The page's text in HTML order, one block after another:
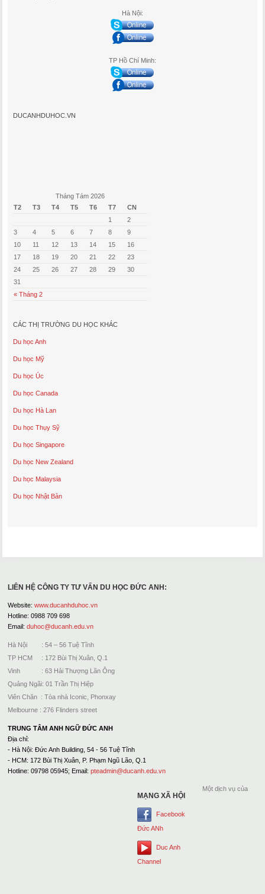
Hà Nội:
TP Hồ Chí Minh:
DUCANHDUHOC.VN
Tháng Tám 2026
T2
T3 T4 T5 T6 T7 CN
« Tháng 2
1
2
3
4 5 6 7 8
9
10
11 12 13 14 15
16
17
18 19 20 21 22
23
24
25 26 27 28 29
30
31
CÁC THỊ TRƯỜNG DU HỌC KHÁC
Du học Anh
Du học Mỹ
Du học Úc
Du học Canada
Du học Hà Lan
Du học Thụy Sỹ
Du học Singapore
Du học New Zealand
Du học Malaysia
Du học Nhật Bản
LIÊN HỆ CÔNG TY TƯ VẤN DU HỌC ĐỨC ANH:
Website: www.ducanhduhoc.vn
Hotline: 0988 709 698
Email: duhoc@ducanh.edu.vn
Hà Nội : 54 – 56 Tuệ Tĩnh
TP HCM : 172 Bùi Thị Xuân, Q.1
Vinh : 63 Hải Thượng Lãn Ông
Quảng Ngãi: 01 Trần Thị Hiệp
Viên Chăn : Tòa nhà Iconic, Phonxay
Melbourne : 276 Flinders street
TRUNG TÂM ANH NGỮ ĐỨC ANH
Địa chỉ:
- Hà Nội: Đức Anh Building, 54 - 56 Tuệ Tĩnh
- HCM: 172 Bùi Thị Xuân, P. Phạm Ngũ Lão, Q.1
Hotline: 09798 05945; Email: pteadmin@ducanh.edu.vn
MẠNG XÃ HỘI
Facebook
Đức ANh
Duc Anh
Channel
Một dịch vụ của